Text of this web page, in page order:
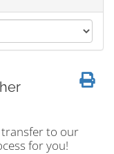
to our
for you!